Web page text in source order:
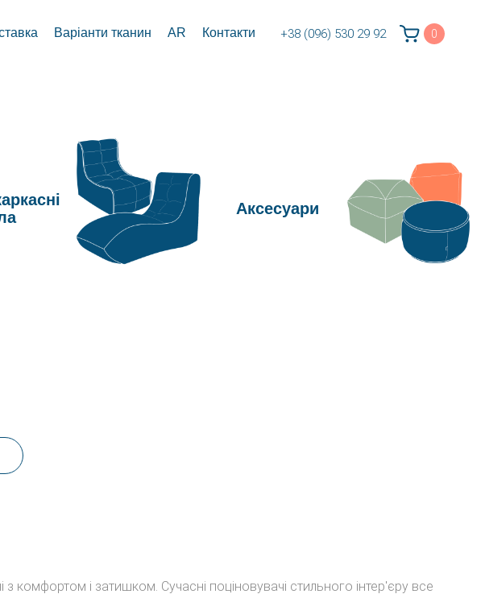
Варіанти тканин AR Контакти +38 (096) 530 29 92 0
Аксесуари
з комфортом і затишком. Сучасні поціновувачі стильного інтер'єру все